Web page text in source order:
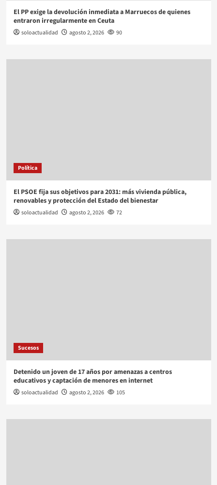
El PP exige la devolución inmediata a Marruecos de quienes
entraron irregularmente en Ceuta
soloactualidad agosto 2, 2026 90
Política
El PSOE fija sus objetivos para 2031: más vivienda pública,
renovables y protección del Estado del bienestar
soloactualidad agosto 2, 2026 72
Sucesos
Detenido un joven de 17 años por amenazas a centros
educativos y captación de menores en internet
soloactualidad agosto 2, 2026 105